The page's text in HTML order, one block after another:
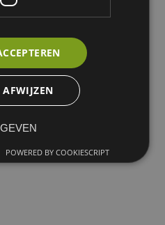
in deze categorie.
AFWIJZEN
POWERED BY COOKIESCRIPT